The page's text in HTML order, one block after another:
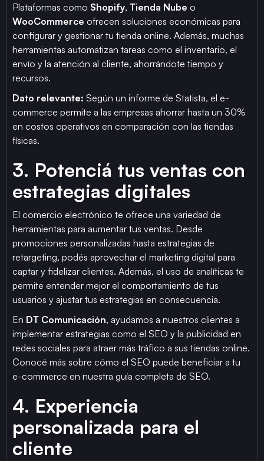
Plataformas como Shopify, Tienda Nube o
WooCommerce ofrecen soluciones económicas para
configurar y gestionar tu tienda online. Además, muchas
herramientas automatizan tareas como el inventario, el
envío y la atención al cliente, ahorrándote tiempo y
recursos.
Dato relevante: Según un informe de Statista, el e-
commerce permite a las empresas ahorrar hasta un 30%
en costos operativos en comparación con las tiendas
físicas.
3. Potenciá tus ventas con
estrategias digitales
El comercio electrónico te ofrece una variedad de
herramientas para aumentar tus ventas. Desde
promociones personalizadas hasta estrategias de
retargeting, podés aprovechar el marketing digital para
captar y fidelizar clientes. Además, el uso de analíticas te
permite entender mejor el comportamiento de tus
usuarios y ajustar tus estrategias en consecuencia.
En DT Comunicación, ayudamos a nuestros clientes a
implementar estrategias como el SEO y la publicidad en
redes sociales para atraer más tráfico a sus tiendas online.
Conocé más sobre cómo el SEO puede beneficiar a tu
e-commerce en nuestra guía completa de SEO.
4. Experiencia
personalizada para el
cliente